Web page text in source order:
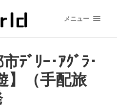
メニュー
ﾃﾞﾘｰ･ｱｸﾞﾗ･
】（手配旅